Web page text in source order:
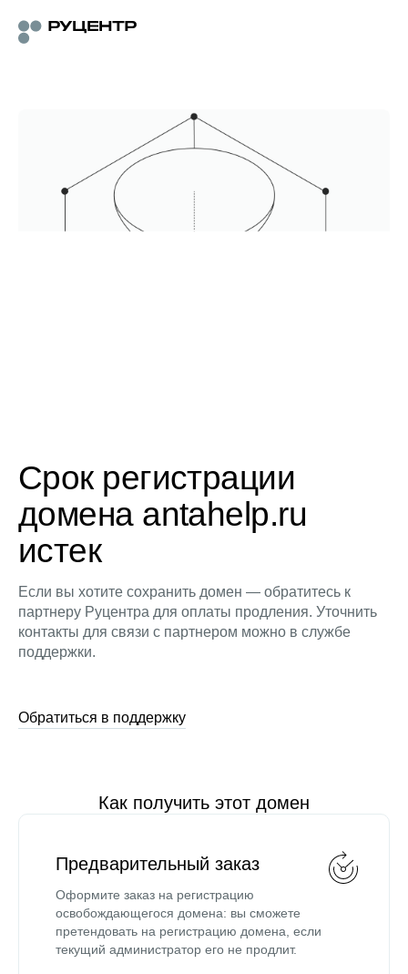
Срок регистрации
домена antahelp.ru
истек
Если вы хотите сохранить домен — обратитесь к
партнеру Руцентра для оплаты продления. Уточнить
контакты для связи с партнером можно в службе
поддержки.
Обратиться в поддержку
Как получить этот домен
Предварительный заказ
Оформите заказ на регистрацию
освобождающегося домена: вы сможете
претендовать на регистрацию домена, если
текущий администратор его не продлит.